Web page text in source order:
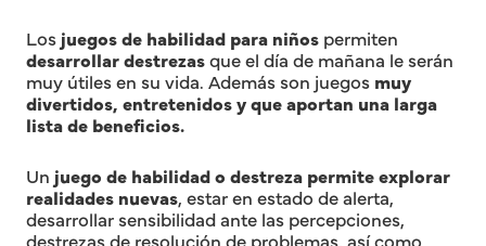
Los juegos de habilidad para niñospermiten
desarrollar destrezasque el día de mañana le serán
muy útiles en su vida. Además son juegos muy
divertidos, entretenidos y que aportan una larga
lista de beneficios.
Un juego de habilidad o destreza permite explorar
realidades nuevas, estar en estado de alerta,
desarrollar sensibilidad ante las percepciones,
destrezas de resolución de problemas, así como